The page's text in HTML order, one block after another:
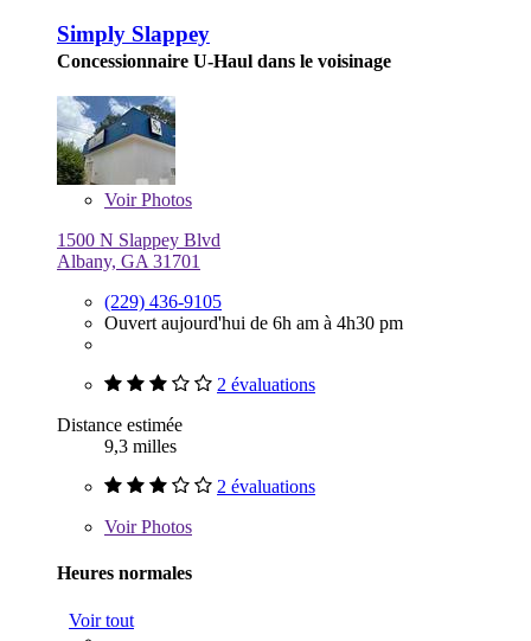
Simply Slappey
Concessionnaire U-Haul dans le voisinage
VoirPhotos
1500 N Slappey Blvd
Albany, GA 31701
(229) 436-9105
Ouvert aujourd'hui de 6h am à 4h30 pm
2 évaluations
Distance estimée
9,3 milles
2 évaluations
VoirPhotos
Heures normales
Voir tout